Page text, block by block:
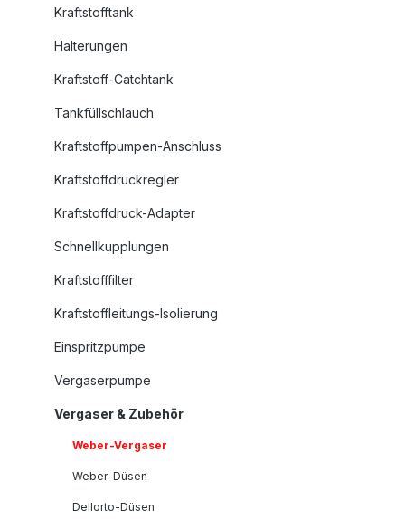
Kraftstofftank
Halterungen
Kraftstoff-Catchtank
Tankfüllschlauch
Kraftstoffpumpen-Anschluss
Kraftstoffdruckregler
Kraftstoffdruck-Adapter
Schnellkupplungen
Kraftstofffilter
Kraftstoffleitungs-Isolierung
Einspritzpumpe
Vergaserpumpe
Vergaser & Zubehör
Weber-Vergaser
Weber-Düsen
Dellorto-Düsen